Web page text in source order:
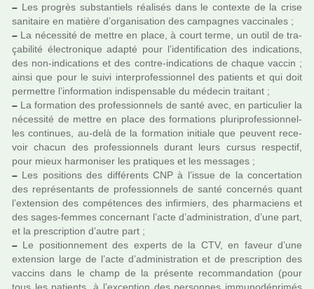
– Les pro­grès sub­stan­tiels réa­li­sés dans le contexte de la crise
sani­taire en matière d’orga­ni­sa­tion des cam­pa­gnes vac­ci­na­les ;
– La néces­sité de mettre en place, à court terme, un outil de tra­
ça­bi­lité électronique adapté pour l’iden­ti­fi­ca­tion des indi­ca­tions,
des non-indi­ca­tions et des contre-indi­ca­tions de chaque vaccin ;
ainsi que pour le suivi inter­pro­fes­sion­nel des patients et qui doit
per­met­tre l’infor­ma­tion indis­pen­sa­ble du méde­cin trai­tant ;
– La for­ma­tion des pro­fes­sion­nels de santé avec, en par­ti­cu­lier la
néces­sité de mettre en place des for­ma­tions plu­ri­pro­fes­sion­nel­
les conti­nues, au-delà de la for­ma­tion ini­tiale que peu­vent rece­
voir chacun des pro­fes­sion­nels durant leurs cursus res­pec­tif,
pour mieux har­mo­ni­ser les pra­ti­ques et les mes­sa­ges ;
– Les posi­tions des dif­fé­rents CNP à l’issue de la concer­ta­tion
des repré­sen­tants de pro­fes­sion­nels de santé concer­nés quant
l’exten­sion des com­pé­ten­ces des infir­miers, des phar­ma­ciens et
des sages-femmes concer­nant l’acte d’admi­nis­tra­tion, d’une part,
et la pres­crip­tion d’autre part ;
– Le posi­tion­ne­ment des experts de la CTV, en faveur d’une
exten­sion large de l’acte d’admi­nis­tra­tion et de pres­crip­tion des
vac­cins dans le champ de la pré­sente recom­man­da­tion (pour